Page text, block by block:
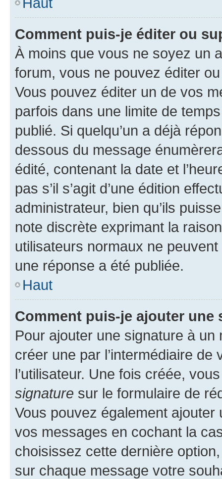
Comment puis-je éditer ou
À moins que vous ne soyez un
forum, vous ne pouvez éditer
Vous pouvez éditer un de vos
parfois dans une limite de
publié. Si quelqu’un a déjà
dessous du message
édité, contenant la date et
pas s’il s’agit d’une édition
administrateur, bien qu’ils
note discrète exprimant la
utilisateurs normaux ne
une réponse a été publiée.
Haut
Comment puis-je ajouter une
Pour ajouter une signature à un
créer une par l’intermédiaire
l’utilisateur. Une fois créée,
signature sur le formulaire de
Vous pouvez également
vos messages en cochant la
choisissez cette dernière
sur chaque message votre